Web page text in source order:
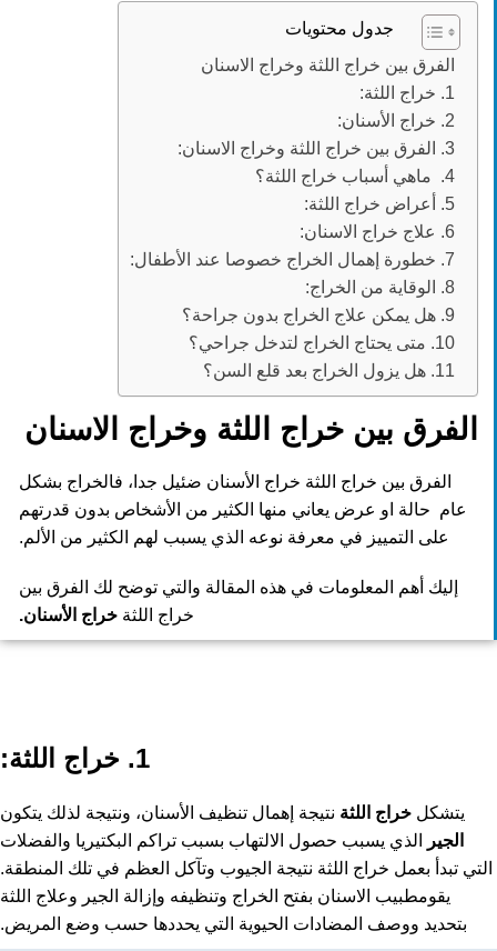
جدول محتويات
الفرق بين خراج اللثة وخراج الاسنان
1. خراج اللثة:
2. خراج الأسنان:
3. الفرق بين خراج اللثة وخراج الاسنان:
4. ماهي أسباب خراج اللثة؟
5. أعراض خراج اللثة:
6. علاج خراج الاسنان:
7. خطورة إهمال الخراج خصوصا عند الأطفال:
8. الوقاية من الخراج:
9. هل يمكن علاج الخراج بدون جراحة؟
10. متى يحتاج الخراج لتدخل جراحي؟
11. هل يزول الخراج بعد قلع السن؟
الفرق بين خراج اللثة وخراج الاسنان
الفرق بين خراج اللثة خراج الأسنان ضئيل جدا، فالخراج بشكل
عام حالة او عرض يعاني منها الكثير من الأشخاص بدون قدرتهم
على التمييز في معرفة نوعه الذي يسبب لهم الكثير من الألم.
إليك أهم المعلومات في هذه المقالة والتي توضح لك الفرق بين
خراج اللثة خراج الأسنان.
1. خراج اللثة:
يتشكل خراج اللثة نتيجة إهمال تنظيف الأسنان، ونتيجة لذلك يتكون
الجير
الذي يسبب حصول الالتهاب بسبب تراكم البكتيريا والفضلات
التي تبدأ بعمل خراج اللثة نتيجة الجيوب وتآكل العظم في تلك المنطقة.
يقومطبيب الاسنان بفتح الخراج وتنظيفه وإزالة الجير وعلاج اللثة
بتحديد ووصف المضادات الحيوية التي يحددها حسب وضع المريض.